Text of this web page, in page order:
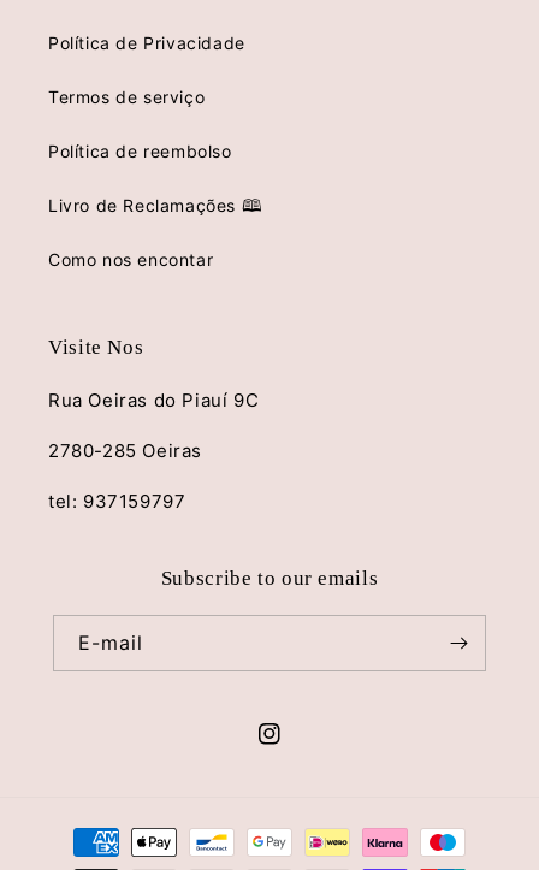
Política de Privacidade
Termos de serviço
Política de reembolso
Livro de Reclamações 🕮
Como nos encontar
Visite Nos
Rua Oeiras do Piauí 9C
2780-285 Oeiras
tel: 937159797
Subscribe to our emails
E-mail
Instagram
Métodos